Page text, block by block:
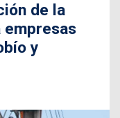
de la
empresas
y